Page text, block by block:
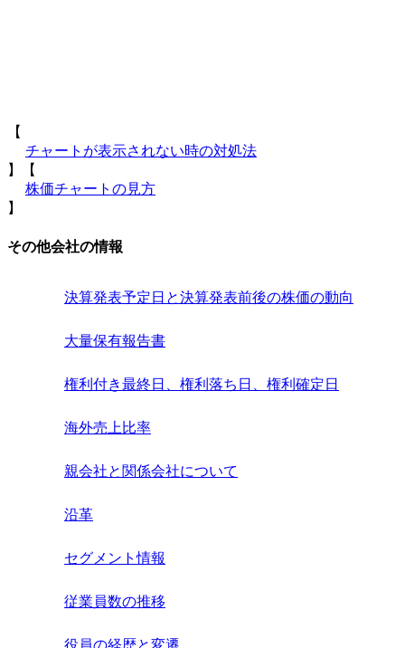
【
チャートが表示されない時の対処法
】【
株価チャートの見方
】
その他会社の情報
決算発表予定日と決算発表前後の株価の動向
大量保有報告書
権利付き最終日、権利落ち日、権利確定日
海外売上比率
親会社と関係会社について
沿革
セグメント情報
従業員数の推移
役員の経歴と変遷